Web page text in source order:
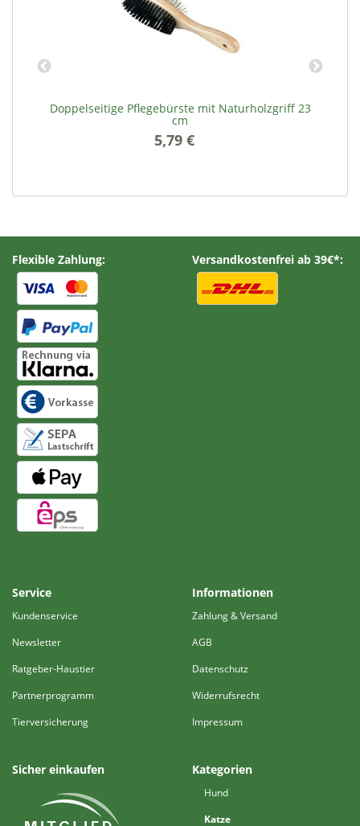
Doppelseitige Pflegebürste mit Naturholzgriff 23
cm
5,79 €
Flexible Zahlung: Versandkostenfrei ab 39€*:
Service
Kundenservice
Newsletter
Ratgeber-Haustier
Partnerprogramm
Tierversicherung
Informationen
Zahlung & Versand
AGB
Datenschutz
Widerrufsrecht
Impressum
Sicher einkaufen Kategorien
Hund
Katze